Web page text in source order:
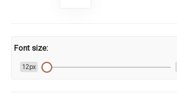
Font size:
12px